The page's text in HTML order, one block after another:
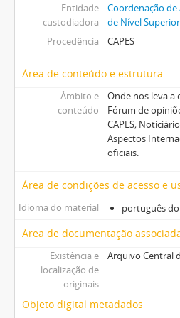
Entidade
custodiadora
Coordenação
de Nível Superior
Procedência
CAPES
Área de conteúdo e estrutura
Âmbito e
conteúdo
Onde nos leva a
Fórum de
CAPES;
Aspectos
oficiais.
Área de condições de acesso e
Idioma do material português
Área de documentação
Existência e
localização de
originais
Arquivo Central
Objeto digital metadados